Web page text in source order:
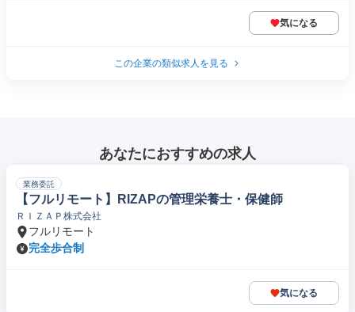
気になる
この企業の類似求人を見る
あなたにおすすめの求人
業務委託
【フルリモート】RIZAPの管理栄養士・保健師
ＲＩＺＡＰ株式会社
フルリモート
完全歩合制
気になる